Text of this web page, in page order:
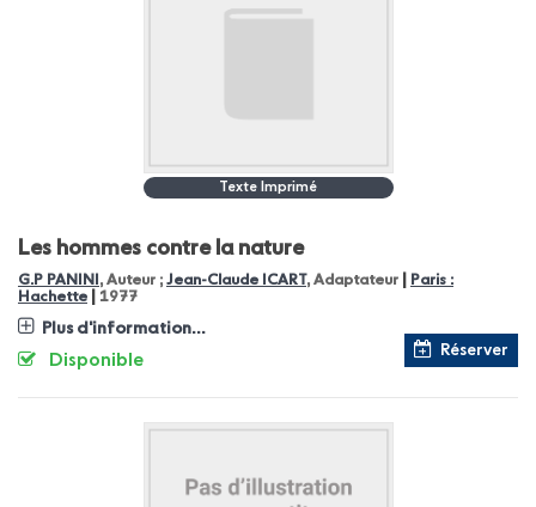
Texte Imprimé
Les hommes contre la nature
G.P PANINI , Auteur ; Jean-Claude ICART, Adaptateur
Paris :
Hachette
1977
Plus d'information...
Réserver
Disponible